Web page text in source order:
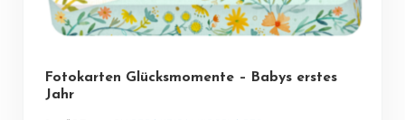
Fotokarten Glücksmomente – Babys erstes
Jahr